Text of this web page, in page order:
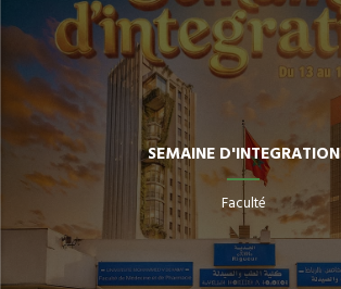
SEMAINE D'INTEGRATION
Faculté